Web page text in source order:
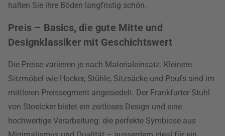
halten Sie ihre Böden langfristig schön.
Preis – Basics, die gute Mitte und
Designklassiker mit Geschichtswert
Die Preise variieren je nach Materialeinsatz. Kleinere
Sitzmöbel wie Hocker, Stühle, Sitzsäcke und Poufs sind im
mittleren Preissegment angesiedelt. Der Frankfurter Stuhl
von Stoelcker bietet ein zeitloses Design und eine
hochwertige Verarbeitung: die perfekte Symbiose aus